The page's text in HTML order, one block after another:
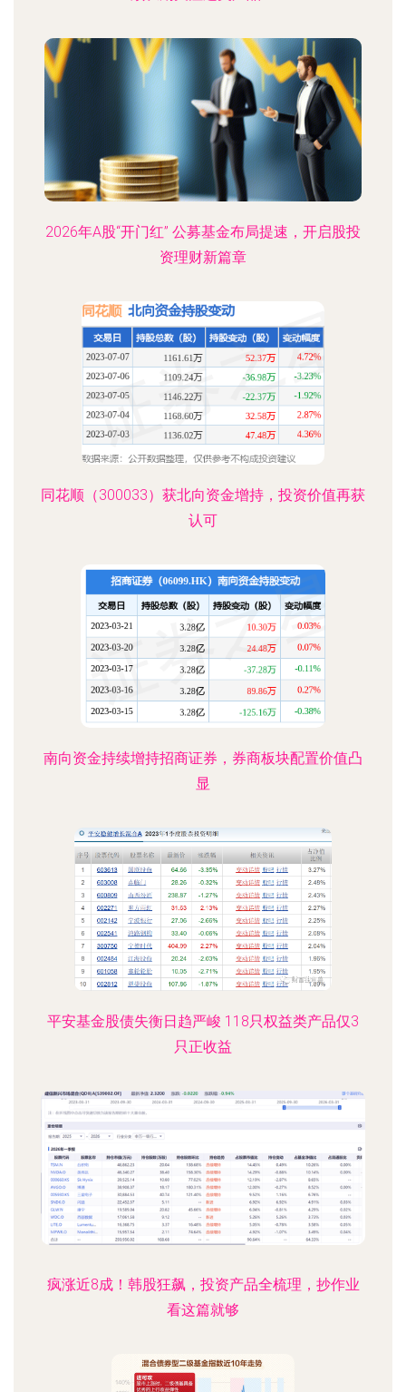
2026年A股“开门红” 公募基金布局提速，开启股投
资理财新篇章
同花顺（300033）获北向资金增持，投资价值再获
认可
南向资金持续增持招商证券，券商板块配置价值凸
显
平安基金股债失衡日趋严峻 118只权益类产品仅3
只正收益
疯涨近8成！韩股狂飙，投资产品全梳理，抄作业
看这篇就够